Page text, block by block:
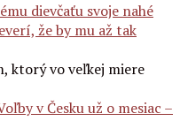
dievčaťu svoje nahé
že by mu až tak
ktorý vo veľkej miere